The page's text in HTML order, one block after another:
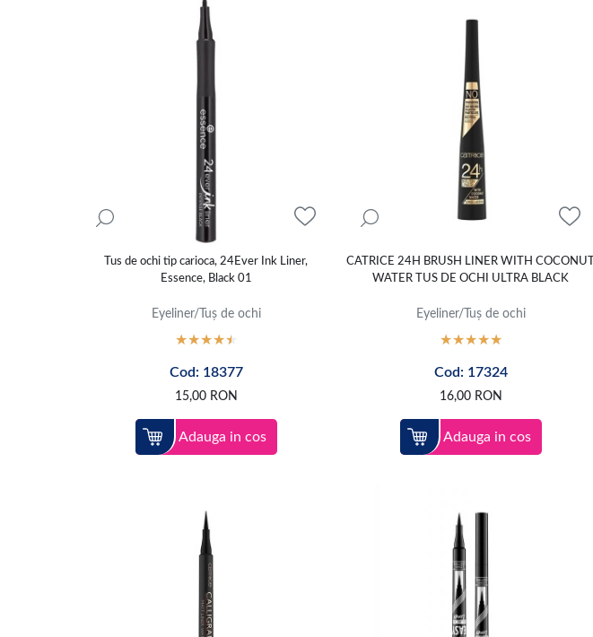
Tus de ochi tip carioca, 24Ever Ink Liner,
Essence, Black 01
Eyeliner/Tuș de ochi
Cod: 18377
15,00 RON
Adauga in cos
CATRICE 24H BRUSH LINER WITH COCONUT
WATER TUS DE OCHI ULTRA BLACK
Eyeliner/Tuș de ochi
Cod: 17324
16,00 RON
Adauga in cos